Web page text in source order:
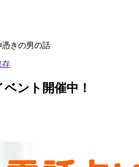
きの男の話
ント開催中！